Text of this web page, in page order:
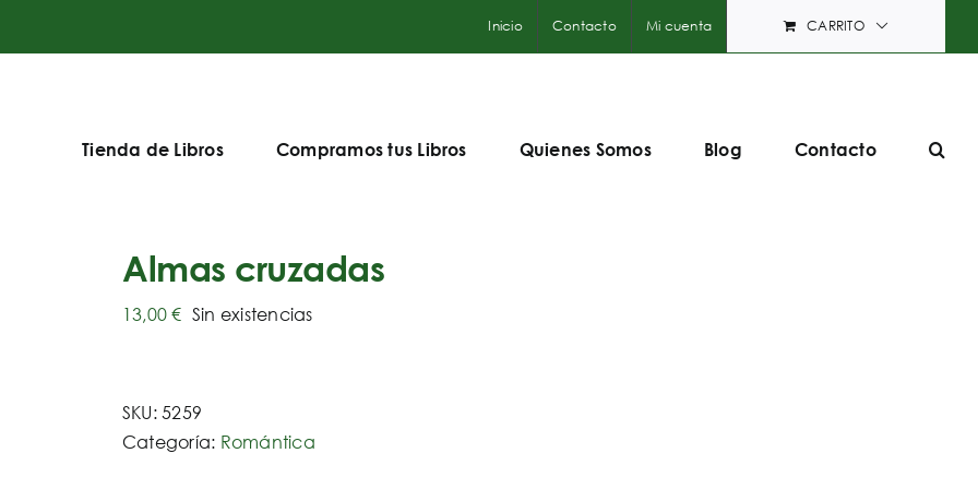
Inicio Contacto Mi cuenta CARRITO
Tienda de Libros Compramos tus Libros Quienes Somos Blog Contacto
Almas cruzadas
13,00€ Sin existencias
SKU:5259
Categoría: Romántica